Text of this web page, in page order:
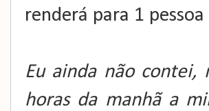
renderá para 1
Eu ainda não contei,
horas da manhã a